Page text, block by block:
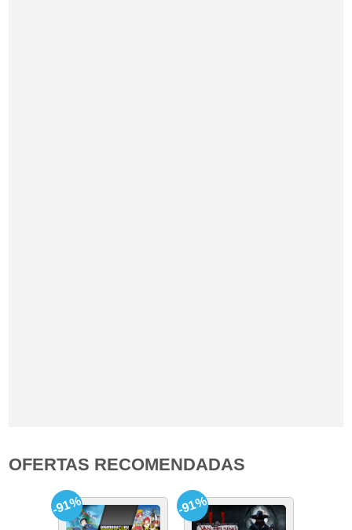
OFERTAS RECOMENDADAS
-91% -91%